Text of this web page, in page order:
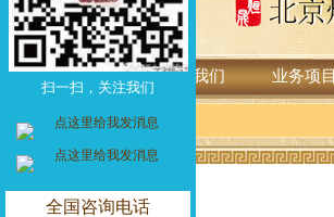
首页 关于我们 业务项目
扫一扫，关注我们
全国咨询电话